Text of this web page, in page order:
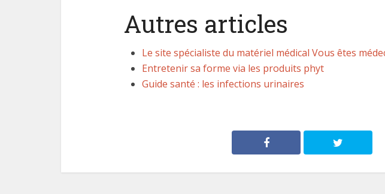
Autres articles
Le site spécialiste du matériel médical Vous êtes
Entretenir sa forme via les produits phyt
Guide santé : les infections urinaires